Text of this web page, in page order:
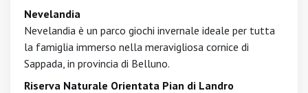
Nevelandia
Nevelandia è un parco giochi invernale ideale per tutta
la famiglia immerso nella meravigliosa cornice di
Sappada, in provincia di Belluno.
Riserva Naturale Orientata Pian di Landro